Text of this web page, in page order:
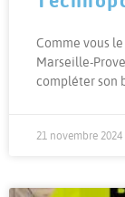
Comme vous
Marseille-
compléter son
21 novembre 2024